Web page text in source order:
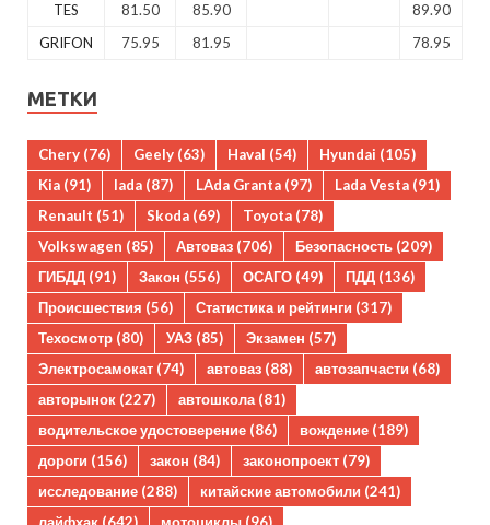
TES
81.50 85.90
89.90
GRIFON
75.95 81.95 78.95
МЕТКИ
Chery (76) Geely (63) Haval (54) Hyundai (105)
Kia (91) lada (87) LAda Granta (97) Lada Vesta (91)
Renault (51) Skoda (69) Toyota (78)
Volkswagen (85) Автоваз (706) Безопасность (209)
ГИБДД (91) Закон (556) ОСАГО (49) ПДД (136)
Происшествия (56) Статистика и рейтинги (317)
Техосмотр (80) УАЗ (85) Экзамен (57)
Электросамокат (74) автоваз (88) автозапчасти (68)
авторынок (227) автошкола(81)
водительское удостоверение (86) вождение (189)
дороги (156) закон (84) законопроект (79)
исследование (288) китайские автомобили (241)